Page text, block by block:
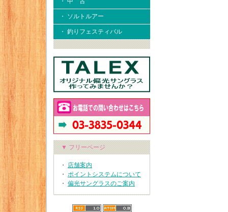
・ ソルトルアー
・ 釣りフェスティバル
▼ フリーページ
・ 店舗案内
・ ポイントシステムについて
・ 偏光サングラスのご案内